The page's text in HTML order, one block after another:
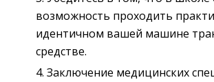
возможность проходить
идентичном вашей машине
средстве.
Заключение медицинских